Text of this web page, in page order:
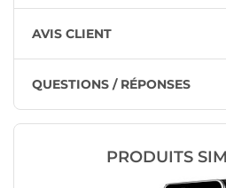
AVIS CLIENT
QUESTIONS / RÉPONSES
PRODUITS